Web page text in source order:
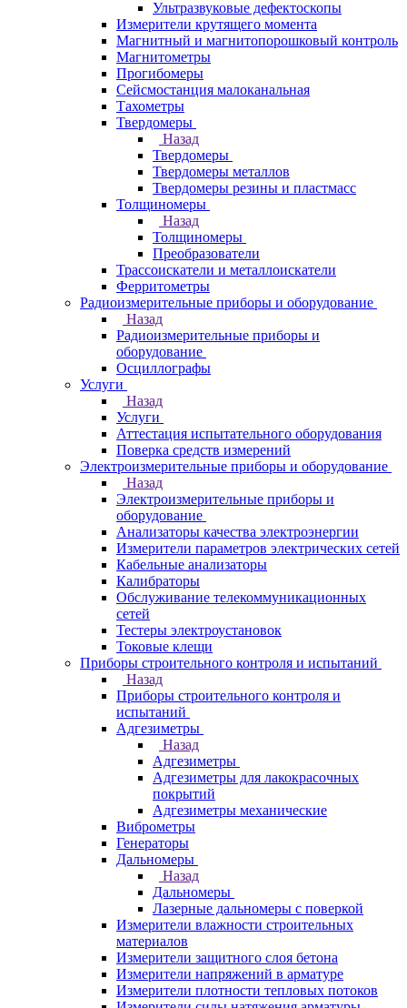
Ультразвуковые дефектоскопы
Измерители крутящего момента
Магнитный и магнитопорошковый контроль
Магнитометры
Прогибомеры
Сейсмостанция малоканальная
Тахометры
Твердомеры
Назад
Твердомеры
Твердомеры металлов
Твердомеры резины и пластмасс
Толщиномеры
Назад
Толщиномеры
Преобразователи
Трассоискатели и металлоискатели
Ферритометры
Радиоизмерительные приборы и оборудование
Назад
Радиоизмерительные приборы и
оборудование
Осциллографы
Услуги
Назад
Услуги
Аттестация испытательного оборудования
Поверка средств измерений
Электроизмерительные приборы и оборудование
Назад
Электроизмерительные приборы и
оборудование
Анализаторы качества электроэнергии
Измерители параметров электрических сетей
Кабельные анализаторы
Калибраторы
Обслуживание телекоммуникационных
сетей
Тестеры электроустановок
Токовые клещи
Приборы строительного контроля и испытаний
Назад
Приборы строительного контроля и
испытаний
Адгезиметры
Назад
Адгезиметры
Адгезиметры для лакокрасочных
покрытий
Адгезиметры механические
Виброметры
Генераторы
Дальномеры
Назад
Дальномеры
Лазерные дальномеры с поверкой
Измерители влажности строительных
материалов
Измерители защитного слоя бетона
Измерители напряжений в арматуре
Измерители плотности тепловых потоков